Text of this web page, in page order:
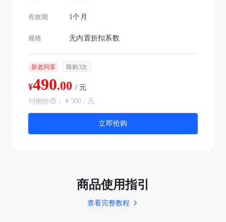
有效期 1个月
规格 无内置折扣系数
新老同享 限购3次
¥490.00 / 元
刊例价
： ￥500 / 元
立即抢购
商品使用指引
查看完整教程